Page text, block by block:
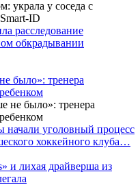
расследование
обкрадывании
было»: тренера
начали уголовный процесс
хоккейного клуба…
и лихая драйверша из